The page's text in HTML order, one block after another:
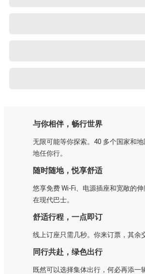
与你相伴，畅行世界
无限可能等你探索。40 多个国家和
地任你行。
随时随地，悦享舒适
悠享免费 Wi-Fi、电源插座和宽敞的
在现代巴士。
舒适行程，一点即订
线上订座只需几秒。你来订票，其余
同行共赴，绿色出行
既然可以选择集体出行，何必再添一